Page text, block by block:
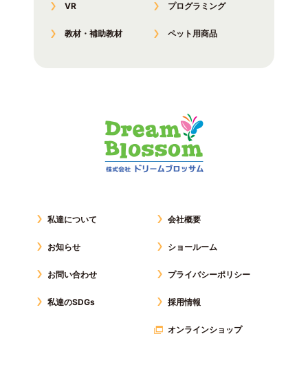
VR プログラミング
教材・補助教材 ペット用商品
私達について
お知らせ
お問い合わせ
私達のSDGs
会社概要
ショールーム
プライバシーポリシー
採用情報
オンラインショップ